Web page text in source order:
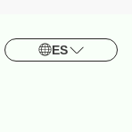
ES